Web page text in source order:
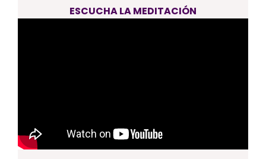
ESCUCHA LA MEDITACIÓN